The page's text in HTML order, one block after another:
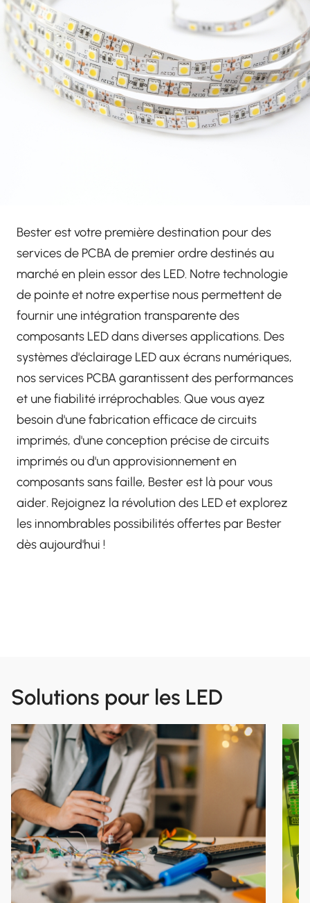
Bester est votre première destination pour des
services de PCBA de premier ordre destinés au
marché en plein essor des LED. Notre technologie
de pointe et notre expertise nous permettent de
fournir une intégration transparente des
composants LED dans diverses applications. Des
systèmes d'éclairage LED aux écrans numériques,
nos services PCBA garantissent des performances
et une fiabilité irréprochables. Que vous ayez
besoin d'une fabrication efficace de circuits
imprimés, d'une conception précise de circuits
imprimés ou d'un approvisionnement en
composants sans faille, Bester est là pour vous
aider. Rejoignez la révolution des LED et explorez
les innombrables possibilités offertes par Bester
dès aujourd'hui !
Solutions pour les LED